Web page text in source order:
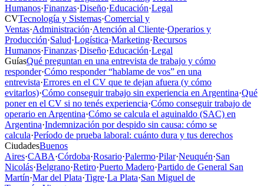
Humanos·Finanzas·Diseño·Educación·Legal
CVTecnología y Sistemas·Comercial y
Ventas·Administración·Atención al Cliente·Operarios y
Producción·Salud·Logística·Marketing·Recursos
Humanos·Finanzas·Diseño·Educación·Legal
GuíasQué preguntan en una entrevista de trabajo y cómo
responder·Cómo responder “hablame de vos” en una
entrevista·Errores en el CV que te dejan afuera (y cómo
evitarlos)·Cómo conseguir trabajo sin experiencia en Argentina·Qué
poner en el CV si no tenés experiencia·Cómo conseguir trabajo de
operario en Argentina·Cómo se calcula el aguinaldo (SAC) en
Argentina·Indemnización por despido sin causa: cómo se
calcula·Período de prueba laboral: cuánto dura y tus derechos
CiudadesBuenos
Aires·CABA·Córdoba·Rosario·Palermo·Pilar·Neuquén·San
Nicolás·Belgrano·Retiro·Puerto Madero·Partido de General San
Martín·Mar del Plata·Tigre·La Plata·San Miguel de